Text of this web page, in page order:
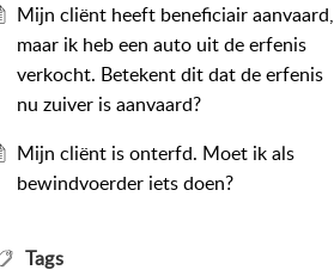
Mijn cliënt heeft beneficiair aanvaard,
maar ik heb een auto uit de erfenis
verkocht. Betekent dit dat de erfenis
nu zuiver is aanvaard?
Mijn cliënt is onterfd. Moet ik als
bewindvoerder iets doen?
Tags